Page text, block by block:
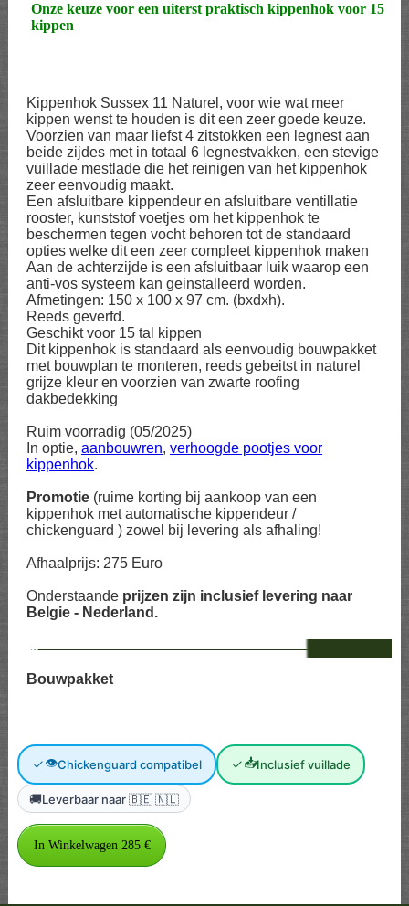
Onze keuze voor een uiterst praktisch kippenhok voor 15
kippen
Kippenhok Sussex 11 Naturel, voor wie wat meer
kippen wenst te houden is dit een zeer goede keuze.
Voorzien van maar liefst 4 zitstokken een legnest aan
beide zijdes met in totaal 6 legnestvakken, een stevige
vuillade mestlade die het reinigen van het kippenhok
zeer eenvoudig maakt.
Een afsluitbare kippendeur en afsluitbare ventillatie
rooster, kunststof voetjes om het kippenhok te
beschermen tegen vocht behoren tot de standaard
opties welke dit een zeer compleet kippenhok maken
Aan de achterzijde is een afsluitbaar luik waarop een
anti-vos systeem kan geinstalleerd worden.
Afmetingen: 150 x 100 x 97 cm. (bxdxh).
Reeds geverfd.
Geschikt voor 15 tal kippen
Dit kippenhok is standaard als eenvoudig bouwpakket
met bouwplan te monteren, reeds gebeitst in naturel
grijze kleur en voorzien van zwarte roofing
dakbedekking
Ruim voorradig (05/2025)
In optie, aanbouwren, verhoogde pootjes voor
kippenhok.
Promotie (ruime korting bij aankoop van een
kippenhok met automatische kippendeur /
chickenguard ) zowel bij levering als afhaling!
Afhaalprijs: 275 Euro
Onderstaande prijzen zijn inclusief levering naar
Belgie - Nederland.
--
Bouwpakket
👁Chickenguard compatibel 📥Inclusief vuillade
🚚Leverbaar naar 🇧🇪 🇳🇱